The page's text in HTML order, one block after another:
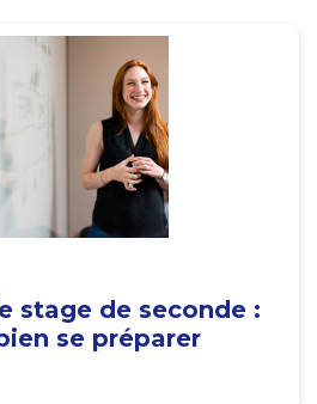
stage de seconde :
se préparer